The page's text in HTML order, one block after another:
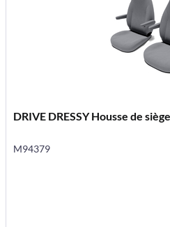
DRIVE DRESSY Housse de
M94379